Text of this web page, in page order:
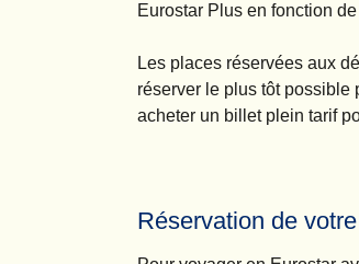
Eurostar Plus en fonction
Les places réservées aux
réserver le plus tôt possible
acheter un billet plein tarif
Réservation de